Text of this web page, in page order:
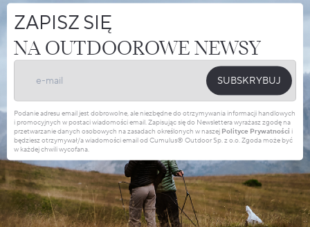
ZAPISZ SIĘ
NA OUTDOOROWE NEWSY
SUBSKRYBUJ
Podanie adresu email jest dobrowolne, ale niezbędne do otrzymywania informacji handlowych
i promocyjnych w postaci wiadomości email. Zapisując się do Newslettera wyrażasz zgodę na
przetwarzanie danych osobowych na zasadach określonych w naszej Polityce Prywatności i
będziesz otrzymywał/a wiadomości email od Cumulus® Outdoor Sp. z o.o. Zgoda może być
w każdej chwili wycofana.